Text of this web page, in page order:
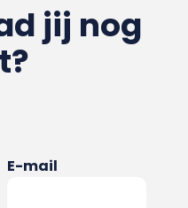
jij nog
E-mail